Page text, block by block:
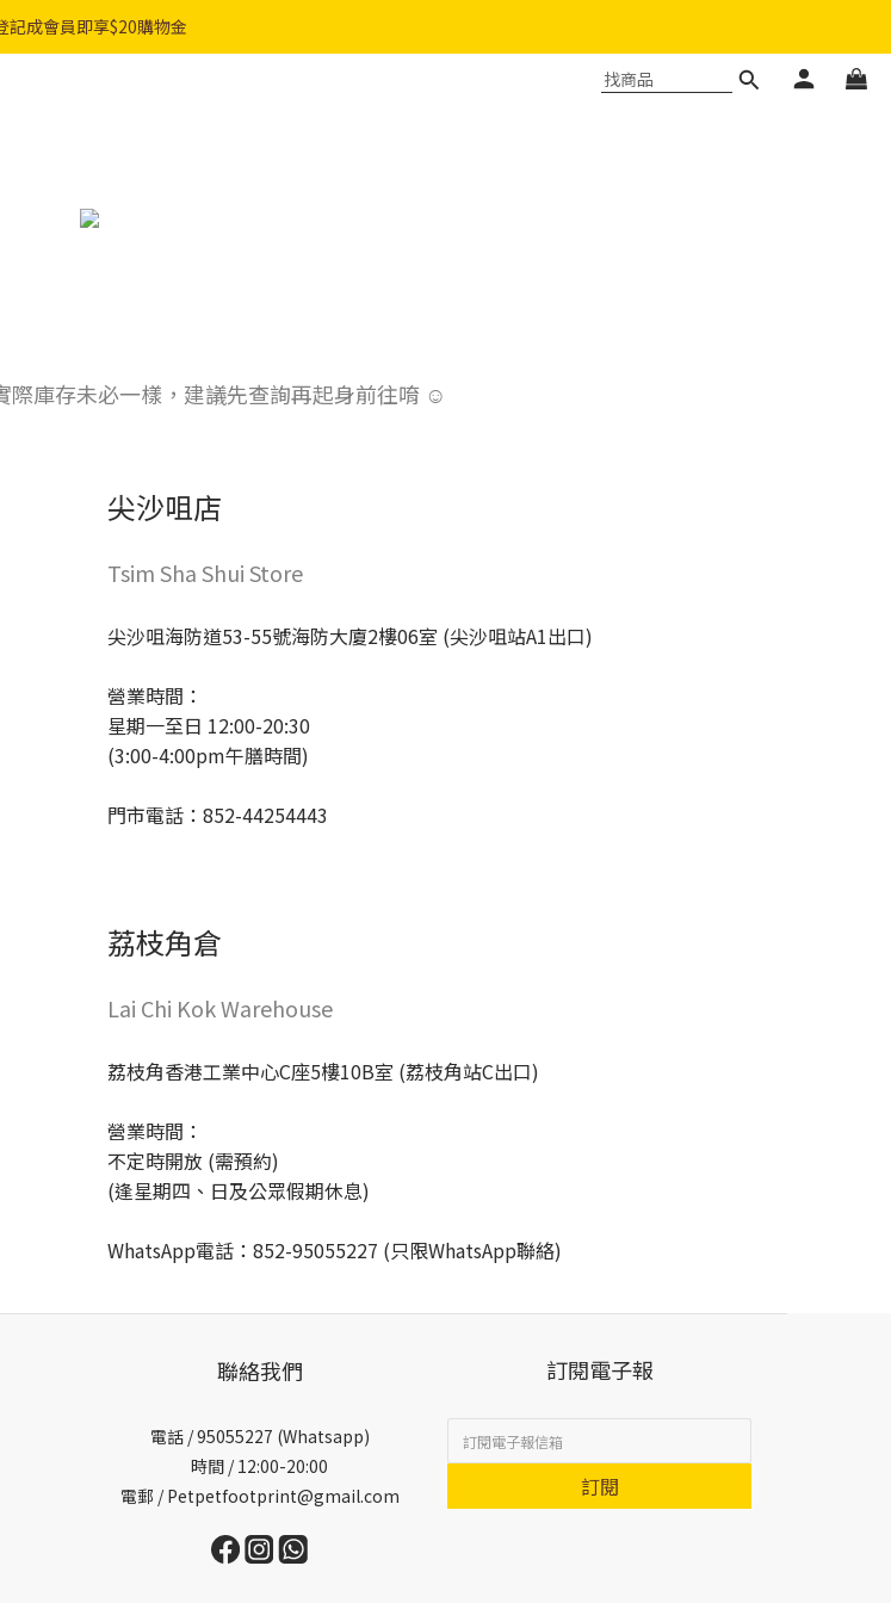
費順豐智能櫃｜$450免費送貨上門
記成會員即享$20購物金
際庫存未必一樣，建議先查詢再起身前往唷 ☺
尖沙咀店
Tsim Sha Shui Store
尖沙咀海防道53-55號海防大廈2樓06室 (尖沙咀站A1出口)
營業時間：
星期一至日 12:00-20:30
(3:00-4:00pm午膳時間)
門市電話：852-44254443
荔枝角倉
Lai Chi Kok Warehouse
荔枝角香港工業中心C座5樓10B室 (荔枝角站C出口)
營業時間：
不定時開放 (需預約)
(逢星期四、日及公眾假期休息)
WhatsApp電話：852-95055227 (只限WhatsApp聯絡)
聯絡我們
電話 /95055227 (Whatsapp)
時間 / 12:00-20:00
電郵 / Petpetfootprint@gmail.com
訂閱電子報
訂閱